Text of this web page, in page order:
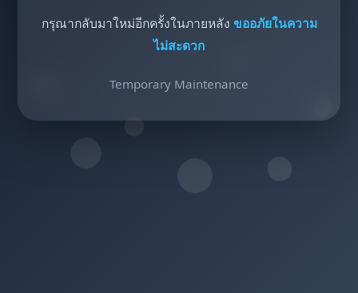
กรุณากลับมาใหม่อีกครั้งในภายหลัง ขออภัยในความ
ไม่สะดวก
Temporary Maintenance